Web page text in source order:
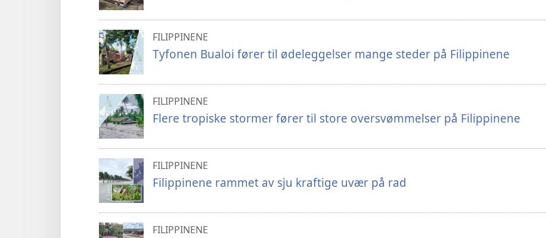
FILIPPINENE
Tyfonen Bualoi fører til ødeleggelser mange steder på Filippinene
FILIPPINENE
Flere tropiske stormer fører til store oversvømmelser på Filippinene
FILIPPINENE
Filippinene rammet av sju kraftige uvær på rad
FILIPPINENE